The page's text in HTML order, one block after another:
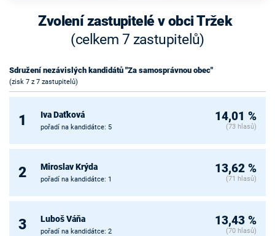
Zvolení zastupitelé v obci Tržek
(celkem 7 zastupitelů)
Sdružení nezávislých kandidátů "Za samosprávnou obec"
(zisk 7 z 7 zastupitelů)
1 Iva Daťková
pořadí na kandidátce: 5
14,01 %
(73 hlasů)
2 Miroslav Krýda
pořadí na kandidátce: 1
13,62 %
(71 hlasů)
3 Luboš Váňa
pořadí na kandidátce: 2
13,43 %
(70 hlasů)